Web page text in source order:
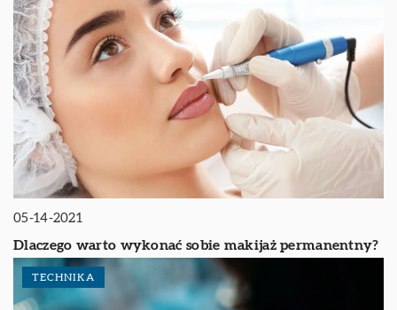
05-14-2021
Dlaczego warto wykonać sobie makijaż permanentny?
TECHNIKA